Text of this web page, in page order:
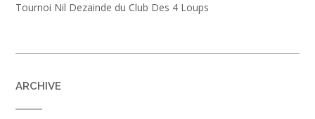
Tournoi Nil Dezainde du Club Des 4 Loups
ARCHIVE